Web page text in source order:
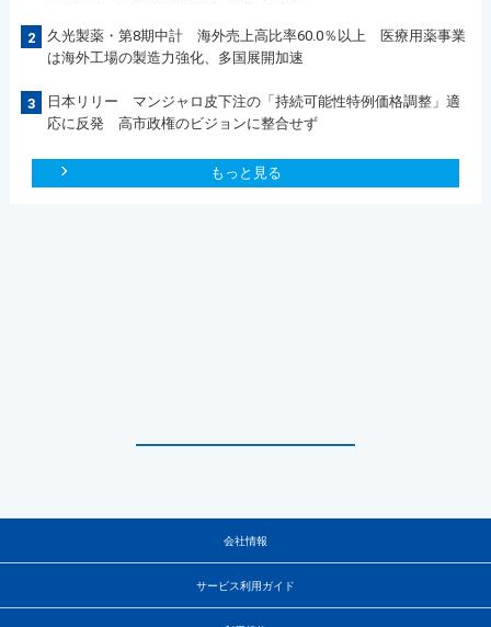
2
久光製薬・第8期中計 海外売上高比率60.0％以上 医療用薬事業
は海外工場の製造力強化、多国展開加速
3
日本リリー マンジャロ皮下注の「持続可能性特例価格調整」適
応に反発 高市政権のビジョンに整合せず
もっと見る
会社情報
サービス利用ガイド